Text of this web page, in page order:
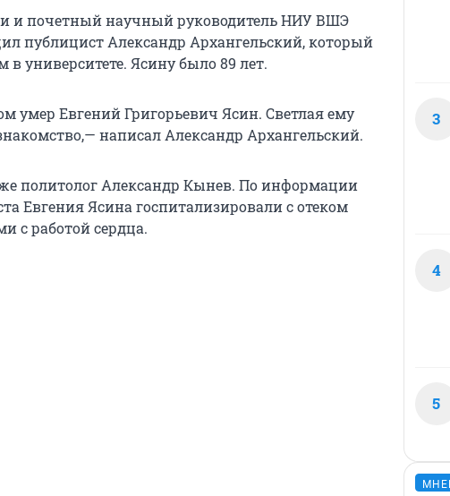
и почетный научный руководитель НИУ ВШЭ
публицист Александр Архангельский, который
в университете. Ясину было 89 лет.
умер Евгений Григорьевич Ясин. Светлая ему
написал Александр Архангельский.
политолог Александр Кынев. По информации
Евгения Ясина госпитализировали с отеком
с работой сердца.
3
4
5